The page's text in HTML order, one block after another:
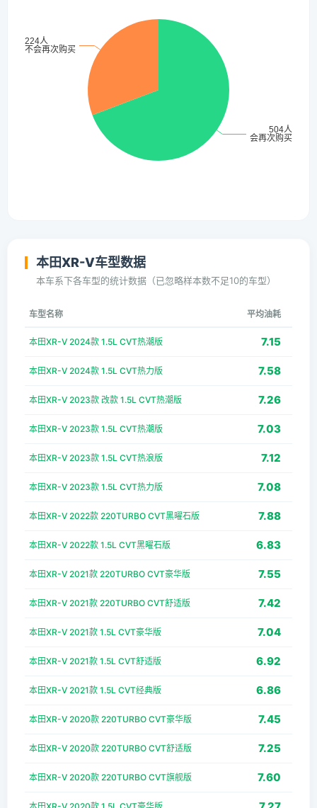
本田XR-V车型数据
本车系下各车型的统计数据（已忽略样本数不足10的车型）
车型名称 平均油耗
本田XR-V 2024款 1.5L CVT热潮版 7.15
本田XR-V 2024款 1.5L CVT热力版 7.58
本田XR-V 2023款 改款 1.5L CVT热潮版 7.26
本田XR-V 2023款 1.5L CVT热潮版 7.03
本田XR-V 2023款 1.5L CVT热浪版 7.12
本田XR-V 2023款 1.5L CVT热力版 7.08
本田XR-V 2022款 220TURBO CVT黑曜石版 7.88
本田XR-V 2022款 1.5L CVT黑曜石版 6.83
本田XR-V 2021款 220TURBO CVT豪华版 7.55
本田XR-V 2021款 220TURBO CVT舒适版 7.42
本田XR-V 2021款 1.5L CVT豪华版 7.04
本田XR-V 2021款 1.5L CVT舒适版 6.92
本田XR-V 2021款 1.5L CVT经典版 6.86
本田XR-V 2020款 220TURBO CVT豪华版 7.45
本田XR-V 2020款 220TURBO CVT舒适版 7.25
本田XR-V 2020款 220TURBO CVT旗舰版 7.60